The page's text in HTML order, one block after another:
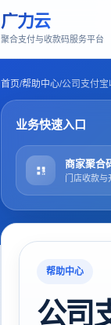
广力云
聚合支付与收款码服务平台
首页/帮助中心/公司支付宝
业务快速入口
商家聚合
门店收款与
帮助中心
公司